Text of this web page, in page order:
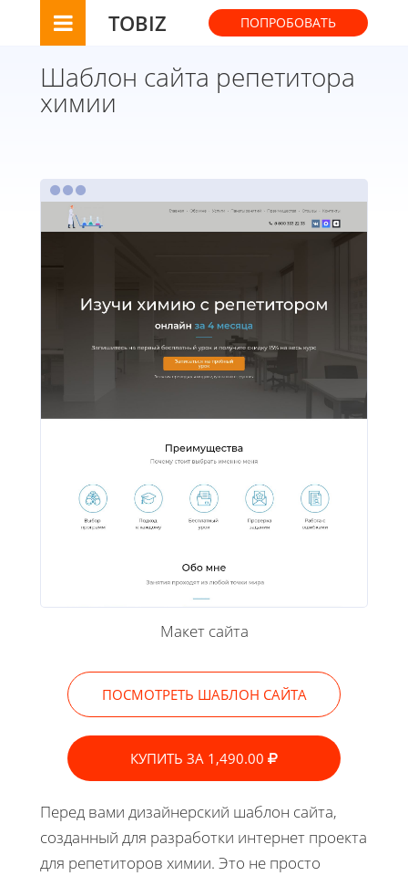
TOBIZ ПОПРОБОВАТЬ
Шаблон сайта репетитора
химии
Макет сайта
ПОСМОТРЕТЬ ШАБЛОН САЙТА
КУПИТЬ ЗА 1,490.00
Перед вами дизайнерский шаблон сайта,
созданный для разработки интернет проекта
для репетиторов химии. Это не просто